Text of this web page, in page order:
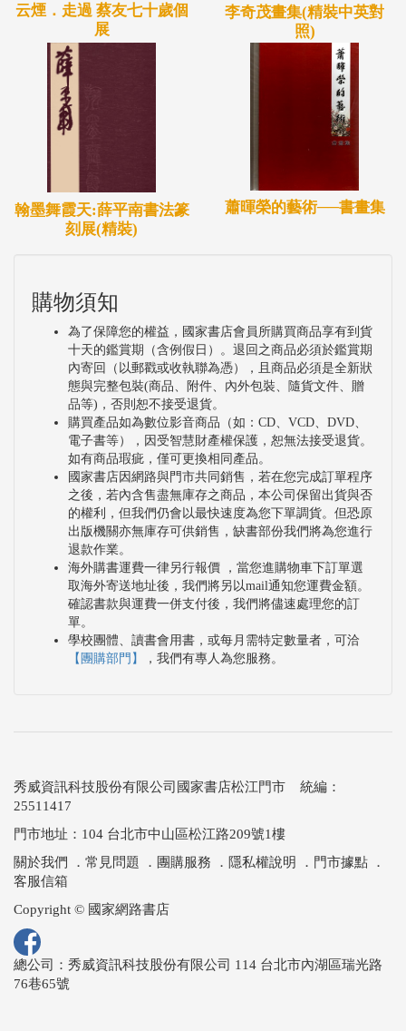
云煙．走過 蔡友七十歲個
展
李奇茂畫集(精裝中英對
照)
翰墨舞霞天:薛平南書法篆
刻展(精裝)
蕭暉榮的藝術──書畫集
購物須知
為了保障您的權益，國家書店會員所購買商品享有到貨
十天的鑑賞期（含例假日）。退回之商品必須於鑑賞期
內寄回（以郵戳或收執聯為憑），且商品必須是全新狀
態與完整包裝(商品、附件、內外包裝、隨貨文件、贈
品等)，否則恕不接受退貨。
購買產品如為數位影音商品（如：CD、VCD、DVD、
電子書等），因受智慧財產權保護，恕無法接受退貨。
如有商品瑕疵，僅可更換相同產品。
國家書店因網路與門市共同銷售，若在您完成訂單程序
之後，若內含售盡無庫存之商品，本公司保留出貨與否
的權利，但我們仍會以最快速度為您下單調貨。但恐原
出版機關亦無庫存可供銷售，缺書部份我們將為您進行
退款作業。
海外購書運費一律另行報價 ，當您進購物車下訂單選
取海外寄送地址後，我們將另以mail通知您運費金額。
確認書款與運費一併支付後，我們將儘速處理您的訂
單。
學校團體、讀書會用書，或每月需特定數量者，可洽
【團購部門】
，我們有專人為您服務。
秀威資訊科技股份有限公司國家書店松江門市 統編：
25511417
門市地址：104 台北市中山區松江路209號1樓
關於我們
． 常見問題 ． 團購服務 ． 隱私權說明 ． 門市據點 ．
客服信箱
Copyright © 國家網路書店
總公司：秀威資訊科技股份有限公司 114 台北市內湖區瑞光路
76巷65號